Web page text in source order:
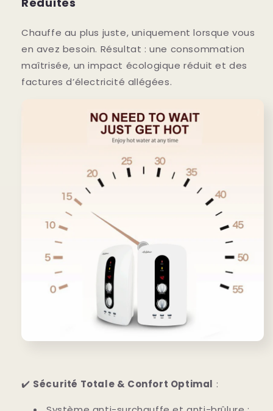
Chauffe au plus juste, uniquement lorsque vous
en avez besoin. Résultat : une consommation
maîtrisée, un impact écologique réduit et des
factures d’électricité allégées.
✔️ Sécurité Totale & Confort Optimal :